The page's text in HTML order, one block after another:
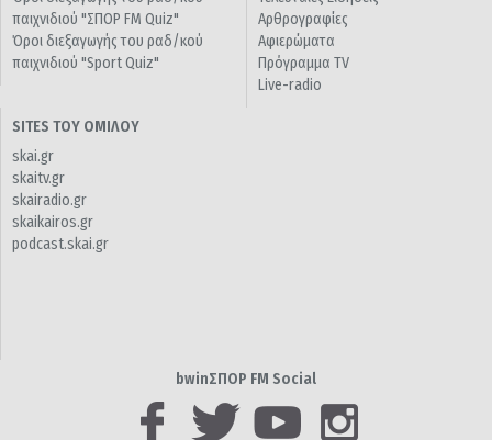
παιχνιδιού "ΣΠΟΡ FM Quiz"
Όροι διεξαγωγής του ραδ/κού
παιχνιδιού "Sport Quiz"
Αρθρογραφίες
Αφιερώματα
Πρόγραμμα TV
Live-radio
SITES ΤΟΥ ΟΜΙΛΟΥ
skai.gr
skaitv.gr
skairadio.gr
skaikairos.gr
podcast.skai.gr
bwinΣΠΟΡ FM Social